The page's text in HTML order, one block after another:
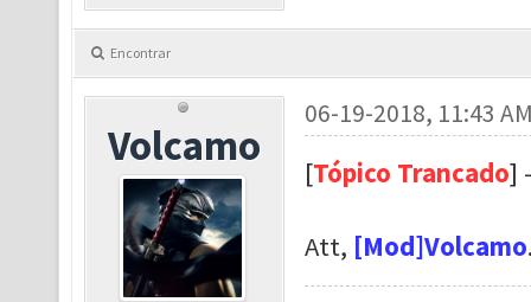
Encontrar
Volcamo
06-19-2018, 11:43
[Tópico Trancado]
Att, [Mod]Volcamo